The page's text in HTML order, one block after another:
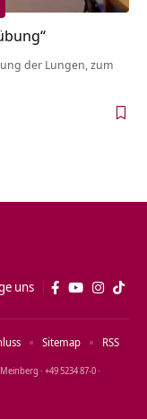
der Lungen, zum
uns
· +49 5234 87‑0 ·
Sitemap RSS